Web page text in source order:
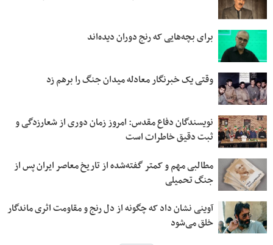
برای بچه‌هایی که رنج دوران دیده‌اند
وقتی یک خبرنگار معادله میدان جنگ را برهم زد
نویسندگان دفاع مقدس: امروز زمان دوری از شعارزدگی و
ثبت دقیق خاطرات است
مطالبی مهم و کمتر گفته‌شده از تاریخ معاصر ایران پس از
جنگ تحمیلی
آوینی نشان داد که چگونه از دل رنج و مقاومت اثری ماندگار
خلق می‌شود